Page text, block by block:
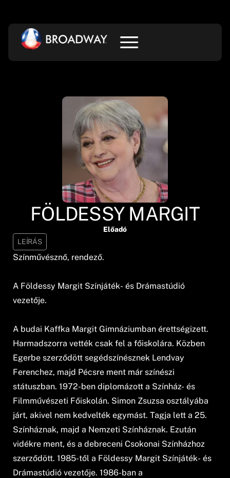
FÖLDESSY MARGIT
Előadó
LEÍRÁS
Színművésznő, rendező.
A Földessy Margit Színjáték- és Drámastúdió
vezetője.
A budai Kaffka Margit Gimnáziumban érettségizett.
Harmadszorra vették csak fel a főiskolára. Közben
Egerbe szerződött segédszínésznek Lendvay
Ferenchez, majd Pécsre ment már színészi
státuszban. 1972-ben diplomázott a Színház- és
Filmművészeti Főiskolán. Simon Zsuzsa osztályába
járt, akivel nem kedvelték egymást. Tagja lett a 25.
Színháznak, majd a Nemzeti Színháznak. Ezután
vidékre ment, és a debreceni Csokonai Színházhoz
szerződött. 1985-től a Földessy Margit Színjáték- és
Drámastúdió vezetője. 1986-ban a